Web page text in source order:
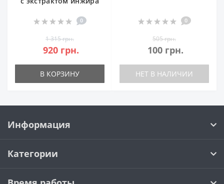
0
1 315 грн.
920 грн.
В КОРЗИНУ
0
505 грн.
100 грн.
НЕТ В НАЛИЧИИ
Информация
Категории